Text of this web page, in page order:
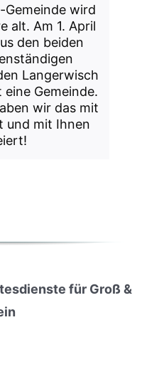
Gemeinde wird
alt. Am 1. April
den beiden
Langerwisch
Gemeinde.
wir das mit
und mit Ihnen
für Groß &